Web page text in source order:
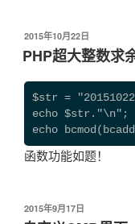
发
布
于
2015年10月22日
PHP超大整数求
$str =
echo $str."\n";
echo
函数功能如题！
发
2015年9月17日